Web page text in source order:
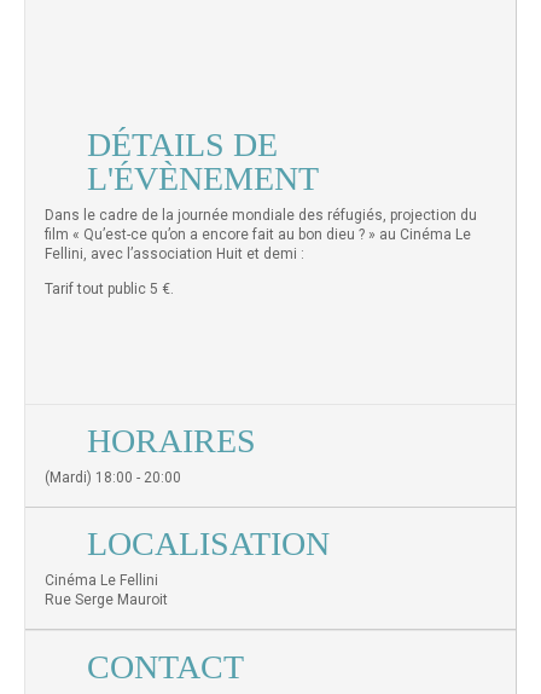
DÉTAILS DE
L'ÉVÈNEMENT
Dans le cadre de la journée mondiale des réfugiés, projection du
film « Qu’est-ce qu’on a encore fait au bon dieu ? » au Cinéma Le
Fellini, avec l’association Huit et demi :
Tarif tout public 5 €.
HORAIRES
(Mardi) 18:00 - 20:00
LOCALISATION
Cinéma Le Fellini
Rue Serge Mauroit
CONTACT